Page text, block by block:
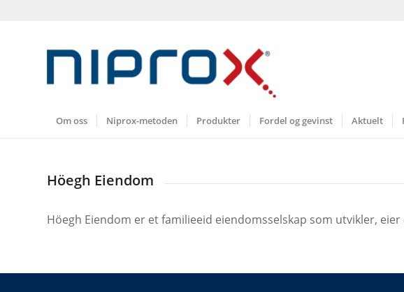
Om oss Niprox-metoden Produkter Fordel og gevinst Aktuelt
Höegh Eiendom
Höegh Eiendom er et familieeid eiendomsselskap som utvikler,